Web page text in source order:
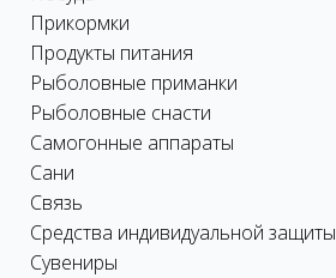
Прикормки
Продукты питания
Рыболовные приманки
Рыболовные снасти
Самогонные аппараты
Сани
Связь
Средства индивидуальной защиты
Сувениры